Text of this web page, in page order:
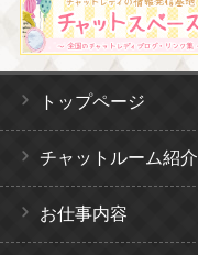
トップページ
チャットルーム紹介
お仕事内容